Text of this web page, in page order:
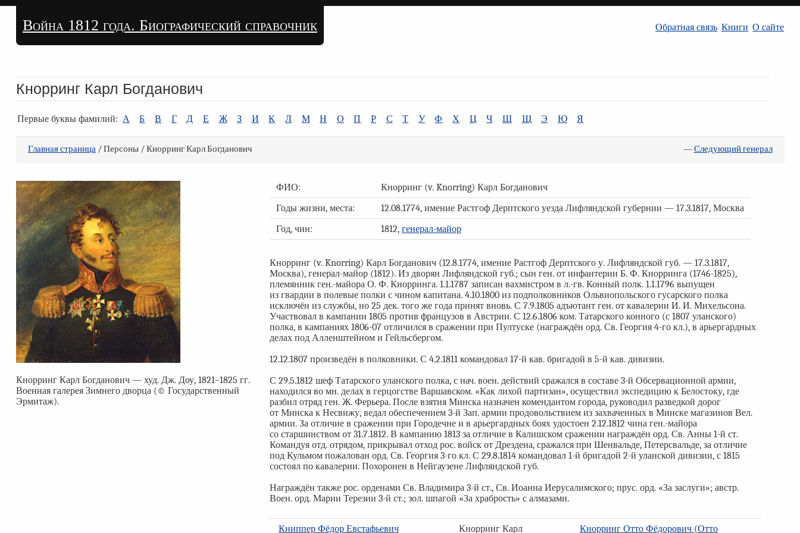
Война 1812 года. Биографический справочник Обратная связь Книги О сайте
Кнорринг Карл Богданович
Первые буквы фамилий: А Б В Г Д Е Ж З И К Л М Н О П Р С Т У Ф Х Ц Ч Ш Щ Э Ю Я
Главная страница/ Персоны / Кнорринг Карл Богданович —Следующий генерал
Кнорринг Карл Богданович — худ. Дж. Доу, 1821–1825 гг.
Военная галерея Зимнего дворца (© Государственный
Эрмитаж).
ФИО:
Кнорринг (v. Knorring) Карл Богданович
Годы жизни, места:
12.08.1774, имение Растгоф Дерптского уезда Лифляндской губернии — 17.3.1817, Москва
Год, чин:
1812, генерал-майор
Кнорринг (v. Knorring) Карл Богданович (12.8.1774, имение Растгоф Дерптского у. Лифляндской губ. — 17.3.1817,
Москва), генерал-майор (1812). Из дворян Лифляндской губ.; сын ген. от инфантерии Б. Ф. Кнорринга (1746-1825),
племянник ген.-майора О. Ф. Кнорринга. 1.1.1787 записан вахмистром в л.-гв. Конный полк. 1.1.1796 выпущен
из гвардии в полевые полки с чином капитана. 4.10.1800 из подполковников Ольвиопольского гусарского полка
исключён из службы, но 25 дек. того же года принят вновь. С 7.9.1805 адъютант ген. от кавалерии И. И. Михельсона.
Участвовал в кампании 1805 против французов в Австрии. С 12.6.1806 ком. Татарского конного (с 1807 уланского)
полка, в кампаниях 1806-07 отличился в сражении при Пултуске (награждён орд. Св. Георгия 4-го кл.), в арьергардных
делах под Алленштейном и Гейльсбергом.
12.12.1807 произведён в полковники. С 4.2.1811 командовал 17-й кав. бригадой в 5-й кав. дивизии.
С 29.5.1812 шеф Татарского уланского полка, с нач. воен. действий сражался в составе 3-й Обсервационной армии,
находился во мн. делах в герцогстве Варшавском. «Как лихой партизан», осуществил экспедицию к Белостоку, где
разбил отряд ген. Ж. Ферьера. После взятия Минска назначен комендантом города, руководил разведкой дорог
от Минска к Несвижу, ведал обеспечением 3-й Зап. армии продовольствием из захваченных в Минске магазинов Вел.
армии. За отличие в сражении при Городечне и в арьергардных боях удостоен 2.12.1812 чина ген.-майора
со старшинством от 31.7.1812. В кампанию 1813 за отличие в Калишском сражении награждён орд. Св. Анны 1-й ст.
Командуя отд. отрядом, прикрывал отход рос. войск от Дрездена, сражался при Шенвальде, Петерсвальде, за отличие
под Кульмом пожалован орд. Св. Георгия 3-го кл. С 29.8.1814 командовал 1-й бригадой 2-й уланской дивизии, с 1815
состоял по кавалерии. Похоронен в Нейгаузене Лифляндской губ.
Награждён также рос. орденами Св. Владимира 3-й ст., Св. Иоанна Иерусалимского; прус. орд. «За заслуги»; австр.
Воен. орд. Марии Терезии 3-й ст.; зол. шпагой «За храбрость» с алмазами.
Книппер Фёдор Евстафьевич Кнорринг Карл Кнорринг Отто Фёдорович (Отто